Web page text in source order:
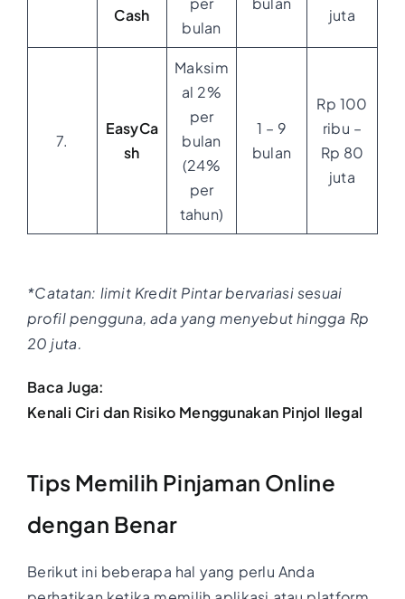
Cash
bulan
juta
7.
EasyCa
sh
Maksim
al 2%
per
bulan
(24%
per
tahun)
1 – 9
bulan
Rp 100
ribu –
Rp 80
juta
*Catatan: limit Kredit Pintar bervariasi sesuai
profil pengguna, ada yang menyebut hingga Rp
20 juta.
Baca Juga:
Kenali Ciri dan Risiko Menggunakan Pinjol Ilegal
Tips Memilih Pinjaman Online
dengan Benar
Berikut ini beberapa hal yang perlu Anda